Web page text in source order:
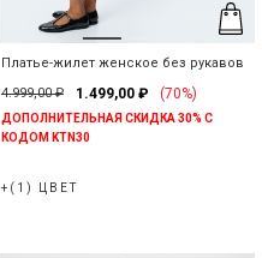
Платье-жилет женское без рукавов
4.999,00 ₽
1.499,00 ₽ (70%)
ДОПОЛНИТЕЛЬНАЯ СКИДКА 30% С
КОДОМ KTN30
+(1) ЦВЕТ